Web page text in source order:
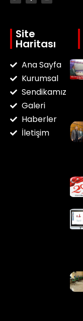
Site
Haritası
Ana Sayfa
Kurumsal
Sendikamız
Galeri
Haberler
İletişim